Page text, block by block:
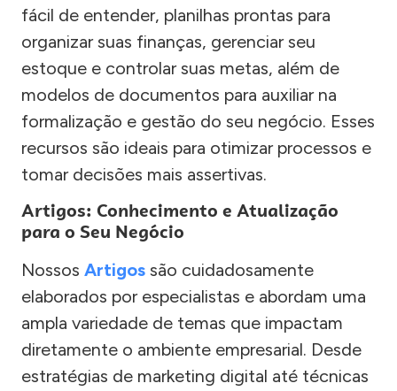
fácil de entender, planilhas prontas para
organizar suas finanças, gerenciar seu
estoque e controlar suas metas, além de
modelos de documentos para auxiliar na
formalização e gestão do seu negócio. Esses
recursos são ideais para otimizar processos e
tomar decisões mais assertivas.
Artigos: Conhecimento e Atualização
para o Seu Negócio
Nossos Artigos são cuidadosamente
elaborados por especialistas e abordam uma
ampla variedade de temas que impactam
diretamente o ambiente empresarial. Desde
estratégias de marketing digital até técnicas